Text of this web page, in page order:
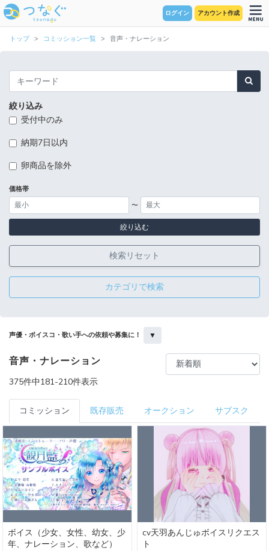
ログイン アカウント作成
トップ コミッション一覧 音声・ナレーション
絞り込み
受付中のみ
納期7日以内
卵商品を除外
価格帯
〜
絞り込む
検索リセット
カテゴリで検索
声優・ボイスコ・歌い手への依頼や募集に！ ▼
音声・ナレーション
375件中181-210件表示
コミッション 既存販売 オークション サブスク
ボイス（少女、女性、幼女、少
年、ナレーション、歌など）
cv天羽あんじゅボイスリクエス
ト